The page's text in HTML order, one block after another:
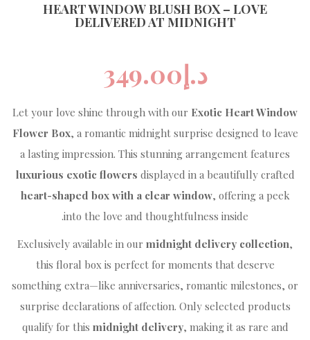
HEART WINDOW BLUSH BOX – LOVE
DELIVERED AT MIDNIGHT
د.إ349.00
Let your love shine through with our Exotic Heart Window
Flower Box, a romantic midnight surprise designed to leave
a lasting impression. This stunning arrangement features
luxurious exotic flowers displayed in a beautifully crafted
heart-shaped box with a clear window, offering a peek
into the love and thoughtfulness inside.
Exclusively available in our midnight delivery collection,
this floral box is perfect for moments that deserve
something extra—like anniversaries, romantic milestones, or
surprise declarations of affection. Only selected products
qualify for this midnight delivery, making it as rare and